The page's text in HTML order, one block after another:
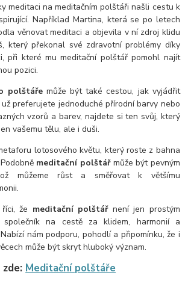
meditaci na meditačním polštáři našli cestu k
Například Martina, která se po letech
věnovat meditaci a objevila v ní zdroj klidu
který překonal své zdravotní problémy díky
při které mu meditační polštář pomohl najít
pozici.
polštářemůže být také cestou, jak vyjádřit
preferujete jednoduché přírodní barvy nebo
vzorů a barev, najdete si ten svůj, který
vašemu tělu, ale i duši.
lotosového květu, který roste z bahna
meditační polštářmůže být pevným
můžeme růst a směřovat k většímu
že meditační polštářnení jen prostým
společník na cestě za klidem, harmonií a
nám podporu, pohodlí a připomínku, že i
může být skryt hluboký význam.
Meditační polštáře